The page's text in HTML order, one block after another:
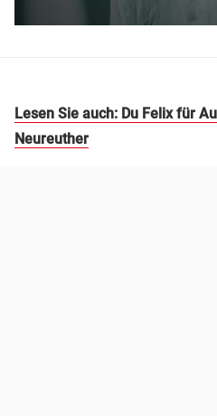
Lesen Sie auch: Du Felix für
Neureuther